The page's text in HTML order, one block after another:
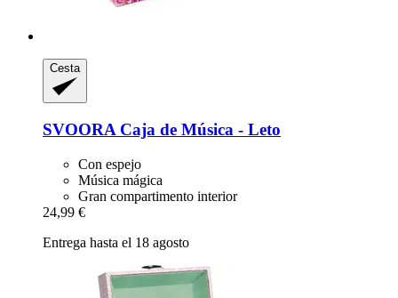
Cesta
SVOORA Caja de Música -​ Leto
Con espejo
Música mágica
Gran compartimento interior
24,99 €
Entrega hasta el 18 agosto